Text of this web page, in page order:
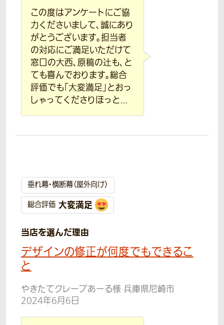
この度はアンケートにご協
力くださいまして、誠にあり
がとうございます。担当者
の対応にご満足いただけて
窓口の大西、原稿の辻も、と
ても喜んでおります。総合
評価でも「大変満足」とおっ
しゃってくださりほっと...
垂れ幕・横断幕（屋外向け）
総合評価 大変満足
当店を選んだ理由
デザインの修正が何度でもできるこ
と
やきたてクレープあーる様 兵庫県尼崎市
2024年6月6日